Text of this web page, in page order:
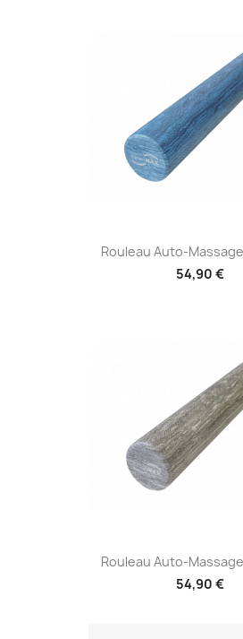
Rouleau Auto-
54,90 €
Rouleau Auto-
54,90 €